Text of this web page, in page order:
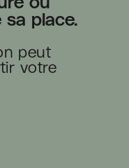
place.
peut
votre